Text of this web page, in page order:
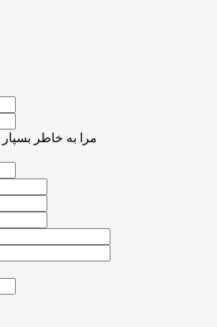
مرا به خاطر بسپار